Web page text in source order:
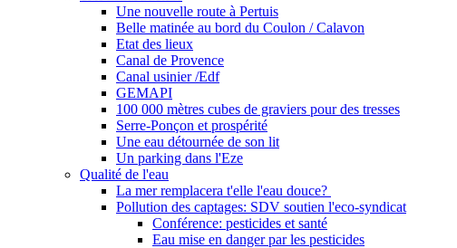
Une nouvelle route à Pertuis
Belle matinée au bord du Coulon / Calavon
Etat des lieux
Canal de Provence
Canal usinier /Edf
GEMAPI
100 000 mètres cubes de graviers pour des tresses
Serre-Ponçon et prospérité
Une eau détournée de son lit
Un parking dans l'Eze
Qualité de l'eau
La mer remplacera t'elle l'eau douce?
Pollution des captages: SDV soutien l'eco-syndicat
Conférence: pesticides et santé
Eau mise en danger par les pesticides